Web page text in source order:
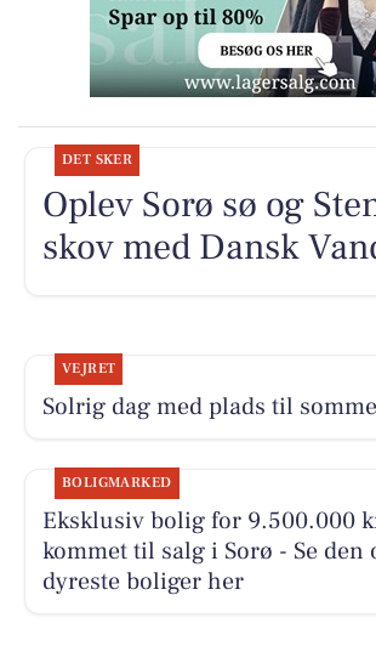
DET SKER
Oplev Sorø sø og
skov med Dansk
VEJRET
Solrig dag med plads til
BOLIGMARKED
Eksklusiv bolig for 9.500.000
kommet til salg i Sorø - Se den
dyreste boliger her